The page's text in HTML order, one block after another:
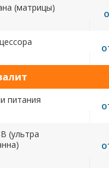
(матрицы)
питания
(ультра